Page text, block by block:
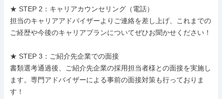
★ STEP 2：キャリアカウンセリング（電話）
担当のキャリアアドバイザーよりご連絡を差し上げ、これまでの
ご経歴や今後のキャリアプランについてぜひお聞かせください！
★ STEP 3：ご紹介先企業での面接
書類選考通過後、ご紹介先企業の採用担当者様との面接を実施し
ます。専門アドバイザーによる事前の面接対策も行っておりま
す！